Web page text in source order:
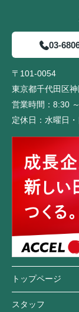
03-
〒101-0054
東京都千代田区
営業時間： 8:30
定休日： 水曜日
トップページ
スタッフ